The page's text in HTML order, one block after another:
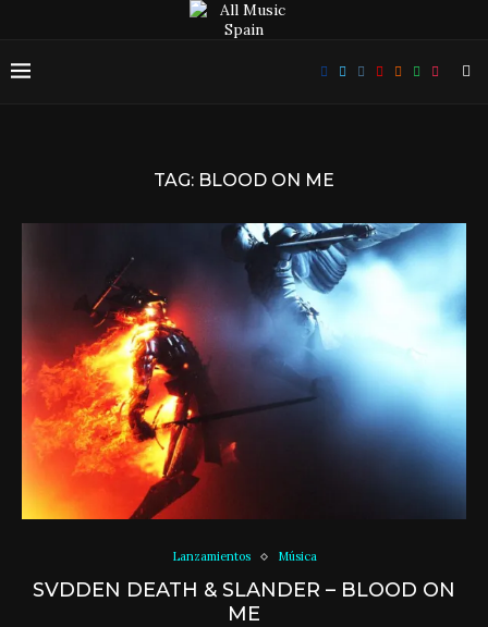
TAG: BLOOD ON ME
Lanzamientos Música
SVDDEN DEATH & SLANDER – BLOOD ON
ME